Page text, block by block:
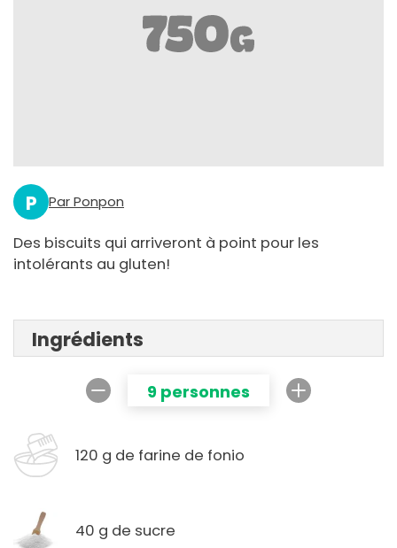
P Par Ponpon
Des biscuits qui arriveront à point pour les
intolérants au gluten!
Ingrédients
9 personnes
120 g de farine de fonio
40 g de sucre